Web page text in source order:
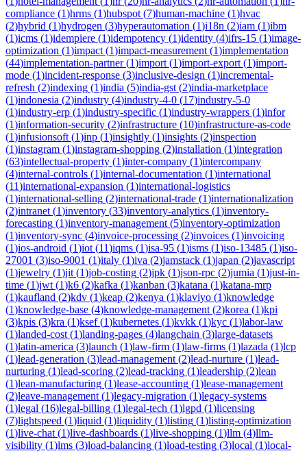
compliance (1)hrms (1)hubspot (7)human-machine (1)hvac
(2)hybrid (1)hydrogen (3)hyperautomation (1)i18n (2)iam (1)ibm
(1)icms (1)idempiere (1)idempotency (1)identity (4)ifrs-15 (1)image-
optimization (1)impact (1)impact-measurement (1)implementation
(44)implementation-partner(1)import (1)import-export (1)import-
mode (1)incident-response (3)inclusive-design (1)incremental-
refresh (2)indexing (1)india (5)india-gst (2)india-marketplace
(1)indonesia (2)industry (4)industry-4-0 (17)industry-5-0
(1)industry-erp (1)industry-specific (1)industry-wrappers (1)infor
(1)information-security (2)infrastructure (10)infrastructure-as-code
(1)infusionsoft (1)inp (1)insightly (1)insights (2)inspection
(1)instagram (1)instagram-shopping (2)installation (1)integration
(63)intellectual-property (1)inter-company (1)intercompany
(4)internal-controls (1)internal-documentation (1)international
(11)international-expansion (1)international-logistics
(1)international-selling (2)international-trade (1)internationalization
(2)intranet (1)inventory (33)inventory-analytics (1)inventory-
forecasting (1)inventory-management (5)inventory-optimization
(1)inventory-sync (4)invoice-processing (2)invoices (1)invoicing
(1)ios-android (1)iot (11)iqms (1)isa-95 (1)isms (1)iso-13485 (1)iso-
27001 (3)iso-9001 (1)italy (1)iva (2)jamstack (1)japan (2)javascript
(1)jewelry (1)jit (1)job-costing (2)jpk (1)json-rpc (2)jumia (1)just-in-
time (1)jwt (1)k6 (2)kafka (1)kanban (3)katana (1)katana-mrp
(1)kaufland (2)kdv (1)keap (2)kenya (1)klaviyo (1)knowledge
(1)knowledge-base (4)knowledge-management (2)korea (1)kpi
(3)kpis (3)kra (1)ksef(1)kubernetes (1)kvkk (1)kyc (1)labor-law
(1)landed-cost (1)landing-pages (4)langchain (3)large-datasets
(1)latin-america (3)launch (1)law-firm (1)law-firms (1)lazada (1)lcp
(1)lead-generation (3)lead-management (2)lead-nurture (1)lead-
nurturing (1)lead-scoring (2)lead-tracking (1)leadership (2)lean
(1)lean-manufacturing (1)lease-accounting (1)lease-management
(2)leave-management (1)legacy-migration (1)legacy-systems
(1)legal (16)legal-billing (1)legal-tech (1)lgpd (1)licensing
(7)lightspeed (1)liquid (1)liquidity (1)listing (1)listing-optimization
(1)live-chat (1)live-dashboards (1)live-shopping (1)llm (4)llm-
visibility (1)lms (3)load-balancing (1)load-testing (3)local (1)local-